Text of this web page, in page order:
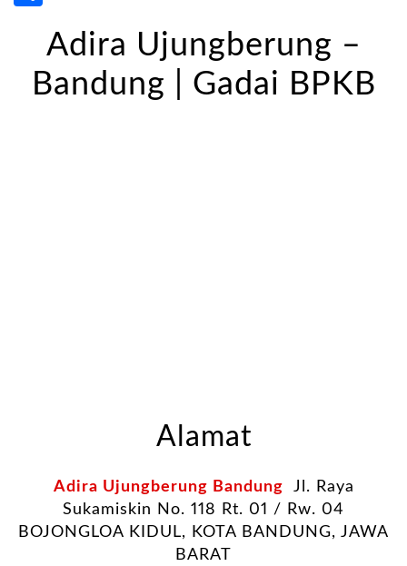
Adira Ujungberung –
Bandung | Gadai BPKB
Alamat
Adira Ujungberung Bandung Jl. Raya
Sukamiskin No. 118 Rt. 01 / Rw. 04
BOJONGLOA KIDUL, KOTA BANDUNG, JAWA
BARAT